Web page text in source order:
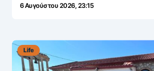
6 Αυγούστου 2026, 23:15
Life